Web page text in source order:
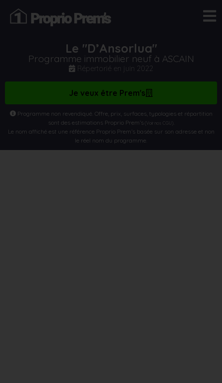
Le "D’Ansorlua"
Programme immobilier neuf à ASCAIN
Répertorié en juin 2022
Je veux être Prem's
Programme non revendiqué. Offre, prix, surfaces, typologies et répartition
sont des estimations Proprio Prem’s(Voir nos CGU)
Le nom affiché est une référence Proprio Prem’s basée sur son adresse et non
le réel nom du programme.